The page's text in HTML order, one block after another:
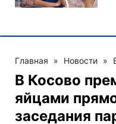
Главная » Новости »
В Косово
яйцами
заседания